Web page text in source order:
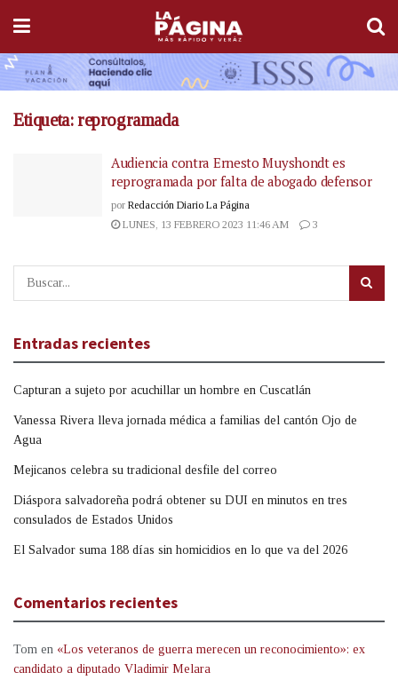
Etiqueta:reprogramada
Audiencia contra Ernesto Muyshondt es
reprogramada por falta de abogado defensor
por Redacción Diario La Página
LUNES, 13 FEBRERO 2023 11:46 AM
3
Entradas recientes
Capturan a sujeto por acuchillar un hombre en Cuscatlán
Vanessa Rivera lleva jornada médica a familias del cantón Ojo de
Agua
Mejicanos celebra su tradicional desfile del correo
Diáspora salvadoreña podrá obtener su DUI en minutos en tres
consulados de Estados Unidos
El Salvador suma 188 días sin homicidios en lo que va del 2026
Comentarios recientes
Tom en «Los veteranos de guerra merecen un reconocimiento»: ex
candidato a diputado Vladimir Melara